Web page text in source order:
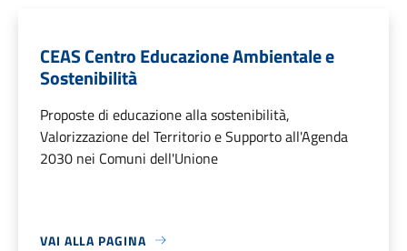
CEAS Centro Educazione Ambientale e
Sostenibilità
Proposte di educazione alla sostenibilità,
Valorizzazione del Territorio e Supporto all'Agenda
2030 nei Comuni dell'Unione
VAI ALLA PAGINA